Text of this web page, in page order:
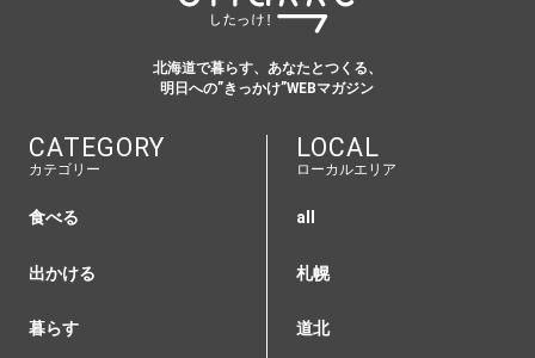
北海道で暮らす、あなたとつくる、
明日への”きっかけ”WEBマガジン
CATEGORY
カテゴリー
食べる
出かける
暮らす
LOCAL
ローカルエリア
all
札幌
道北